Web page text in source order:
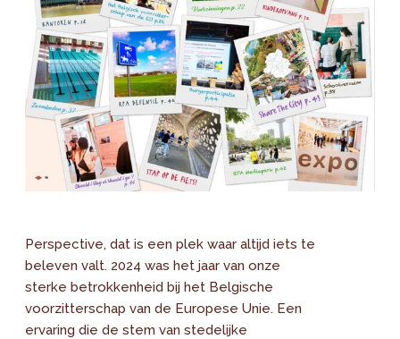
Perspective, dat is een plek waar altijd iets te
beleven valt. 2024 was het jaar van onze
sterke betrokkenheid bij het Belgische
voorzitterschap van de Europese Unie. Een
ervaring die de stem van stedelijke